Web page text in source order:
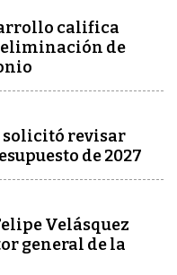
califica
eliminación de
solicitó revisar
de 2027
Velásquez
general de la